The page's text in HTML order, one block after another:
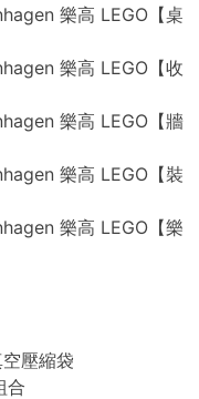
樂高 LEGO【桌
樂高 LEGO【收
樂高 LEGO【牆
樂高 LEGO【裝
樂高 LEGO【樂
壓縮袋
合